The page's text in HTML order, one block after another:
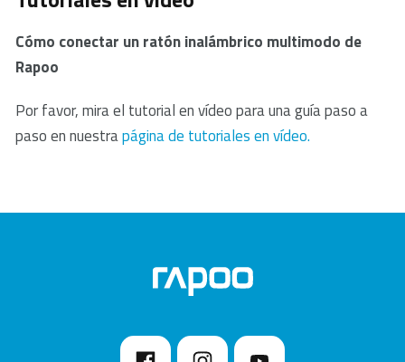
alcance.
Cómo conectar un ratón inalámbrico multimodo de
Rapoo
Por favor, mira el tutorial en vídeo para una guía paso a
paso en nuestrapágina de tutoriales en vídeo.